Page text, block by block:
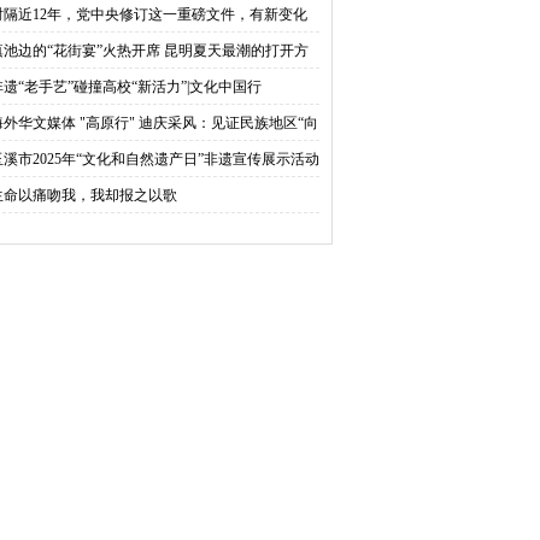
》
隔近12年，党中央修订这一重磅文件，有新变化
池边的“花街宴”火热开席 昆明夏天最潮的打开方
了
遗“老手艺”碰撞高校“新活力”|文化中国行
外华文媒体 "高原行" 迪庆采风：见证民族地区“向
力量”
溪市2025年“文化和自然遗产日”非遗宣传展示活动
命以痛吻我，我却报之以歌